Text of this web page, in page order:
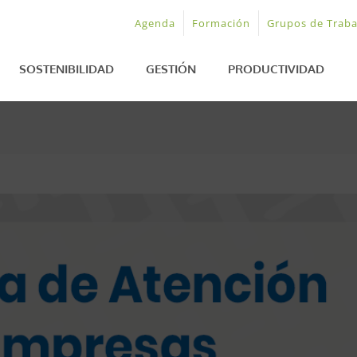
Agenda Formación Grupos de
SOSTENIBILIDAD GESTIÓN PRODUCTIVIDAD